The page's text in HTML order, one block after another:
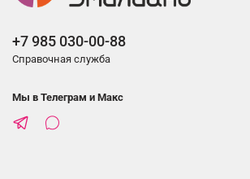
+7 985 030-00-88
Справочная служба
Мы в Телеграм и Макс